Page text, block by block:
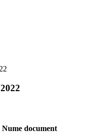
Nume document